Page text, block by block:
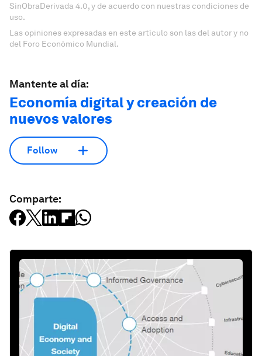
SinObraDerivada 4.0, y de acuerdo con nuestras condiciones de
uso.
Las opiniones expresadas en este artículo son las del autor y no
del Foro Económico Mundial.
Mantente al día:
Economía digital y creación de
nuevos valores
Follow
Comparte: